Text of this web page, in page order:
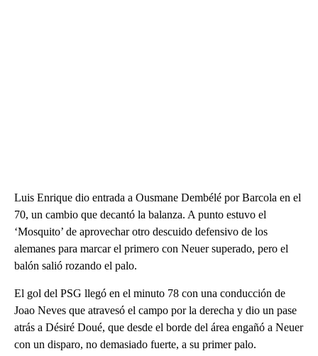
Luis Enrique dio entrada a Ousmane Dembélé por Barcola en el
70, un cambio que decantó la balanza. A punto estuvo el
‘Mosquito’ de aprovechar otro descuido defensivo de los
alemanes para marcar el primero con Neuer superado, pero el
balón salió rozando el palo.
El gol del PSG llegó en el minuto 78 con una conducción de
Joao Neves que atravesó el campo por la derecha y dio un pase
atrás a Désiré Doué, que desde el borde del área engañó a Neuer
con un disparo, no demasiado fuerte, a su primer palo.